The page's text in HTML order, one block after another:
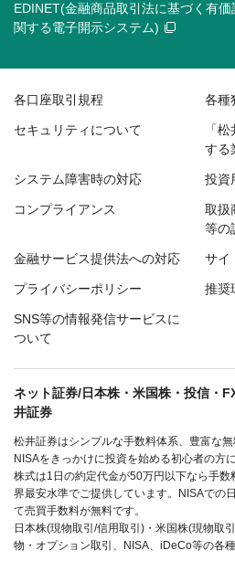
EDINET(金融商品取引法に基づく有
関する電子開示システム)
各口座取引規程 各種
セキュリティについて
「
する
システム障害時の対応 投資
コンプライアンス
取扱
等の
金融サービス提供法への対応 サイ
プライバシーポリシー 推奨
SNS等の情報発信サービスに
ついて
ネット証券/日本株・米国株・投信・
井証券
松井証券はシンプルな手数料体系、豊富な
NISAをきっかけに投資を始める初心者の方
株式は1日の約定代金が50万円以下なら手
界最安水準でご提供しています。NISAでの
て売買手数料が無料です。
日本株(現物取引/信用取引)・米国株(現物取
物・オプション取引、NISA、iDeCo等の各